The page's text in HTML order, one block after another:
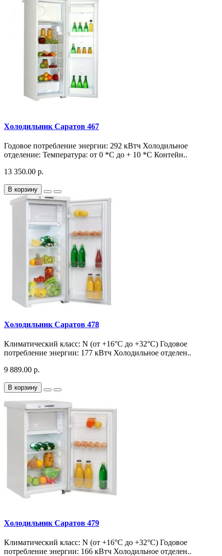
Холодильник Саратов 467
Годовое потребление энергии: 292 кВтч Холодильное
отделение: Температура: от 0 *C до + 10 *C Контейн..
13 350.00 р.
В корзину
Холодильник Саратов 478
Климатический класс: N (от +16°С до +32°С) Годовое
потребление энергии: 177 кВтч Холодильное отделен..
9 889.00 р.
В корзину
Холодильник Саратов 479
Климатический класс: N (от +16°С до +32°С) Годовое
потребление энергии: 166 кВтч Холодильное отделен..